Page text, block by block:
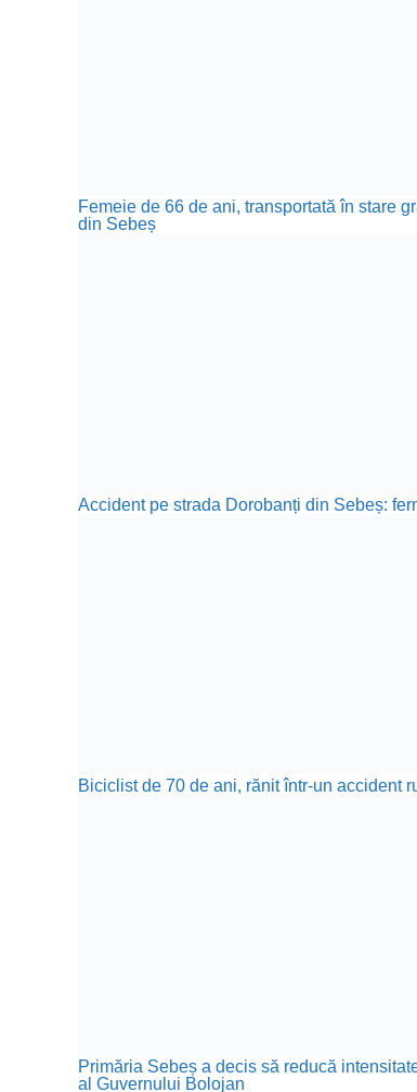
Femeie de 66 de ani, transportată în stare
din Sebeș
Accident pe strada Dorobanți din Sebeș:
Biciclist de 70 de ani, rănit într-un accident
Primăria Sebeș a decis să reducă
al Guvernului Bolojan